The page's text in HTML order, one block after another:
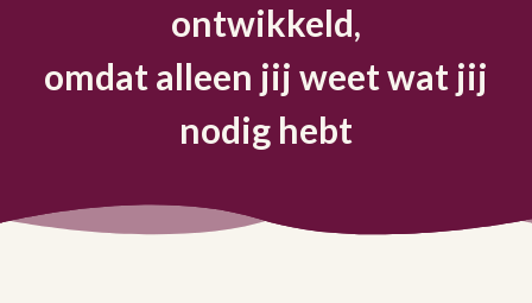
ontwikkeld,
omdat alleen jij weet wat jij
nodig hebt